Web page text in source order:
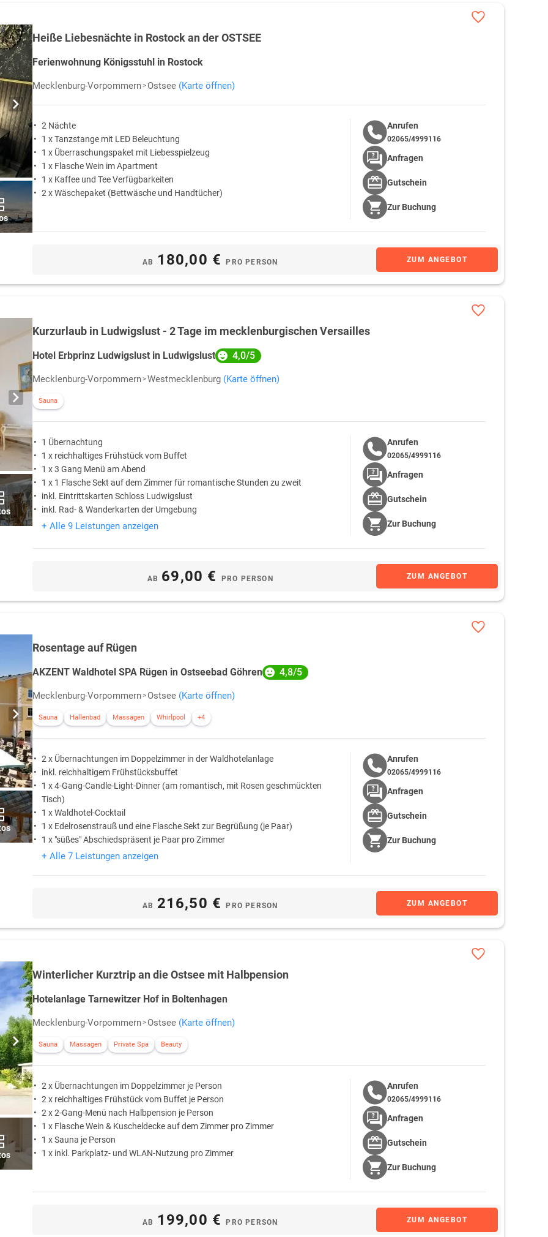
Heiße Liebesnächte in Rostock an der OSTSEE
Ferienwohnung Königsstuhl in Rostock
Mecklenburg-Vorpommern Ostsee (Karte öffnen)
2 Nächte
1 x Tanzstange mit LED Beleuchtung
1 x Überraschungspaket mit Liebesspielzeug
1 x Flasche Wein im Apartment
1 x Kaffee und Tee Verfügbarkeiten
2 x Wäschepaket (Bettwäsche und Handtücher)
AB 180,00 €PRO PERSON ZUM ANGEBOT
Anrufen
02065/4999116
Anfragen
Gutschein
Zur Buchung
Kurzurlaub in Ludwigslust - 2 Tage im mecklenburgischen Versailles
Hotel Erbprinz Ludwigslust in Ludwigslust 4,0/5
Mecklenburg-Vorpommern Westmecklenburg (Karte öffnen)
Sauna
1 Übernachtung
1 x reichhaltiges Frühstück vom Buffet
1 x 3 Gang Menü am Abend
1 x 1 Flasche Sekt auf dem Zimmer für romantische Stunden zu zweit
inkl. Eintrittskarten Schloss Ludwigslust
inkl. Rad- & Wanderkarten der Umgebung
+ Alle 9 Leistungen anzeigen
AB 69,00 € PRO PERSON ZUM ANGEBOT
Anrufen
02065/4999116
Anfragen
Gutschein
Zur Buchung
Rosentage auf Rügen
AKZENT Waldhotel SPA Rügen in Ostseebad Göhren 4,8/5
Mecklenburg-Vorpommern Ostsee (Karte öffnen)
Sauna Hallenbad Massagen Whirlpool +4
2 x Übernachtungen im Doppelzimmer in der Waldhotelanlage
inkl. reichhaltigem Frühstücksbuffet
1 x 4-Gang-Candle-Light-Dinner (am romantisch, mit Rosen geschmückten
Tisch)
1 x Waldhotel-Cocktail
1 x Edelrosenstrauß und eine Flasche Sekt zur Begrüßung (je Paar)
1 x "süßes" Abschiedspräsent je Paar pro Zimmer
+ Alle 7 Leistungen anzeigen
AB 216,50 €PRO PERSON ZUM ANGEBOT
Anrufen
02065/4999116
Anfragen
Gutschein
Zur Buchung
Winterlicher Kurztrip an die Ostsee mit Halbpension
Hotelanlage Tarnewitzer Hof in Boltenhagen
Mecklenburg-Vorpommern Ostsee (Karte öffnen)
Sauna Massagen Private Spa Beauty
2 x Übernachtungen im Doppelzimmer je Person
2 x reichhaltiges Frühstück vom Buffet je Person
2 x 2-Gang-Menü nach Halbpension je Person
1 x Flasche Wein & Kuscheldecke auf dem Zimmer pro Zimmer
1 x Sauna je Person
1 x inkl. Parkplatz- und WLAN-Nutzung pro Zimmer
AB 199,00 €PRO PERSON ZUM ANGEBOT
Anrufen
02065/4999116
Anfragen
Gutschein
Zur Buchung